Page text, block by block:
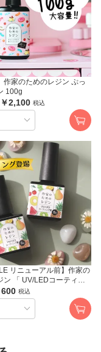
作家のためのレジン ぷっ
100g
￥2,100 税込
リニューアル前】作家の
ン 「 UV/LEDコーティン
本
600 税込